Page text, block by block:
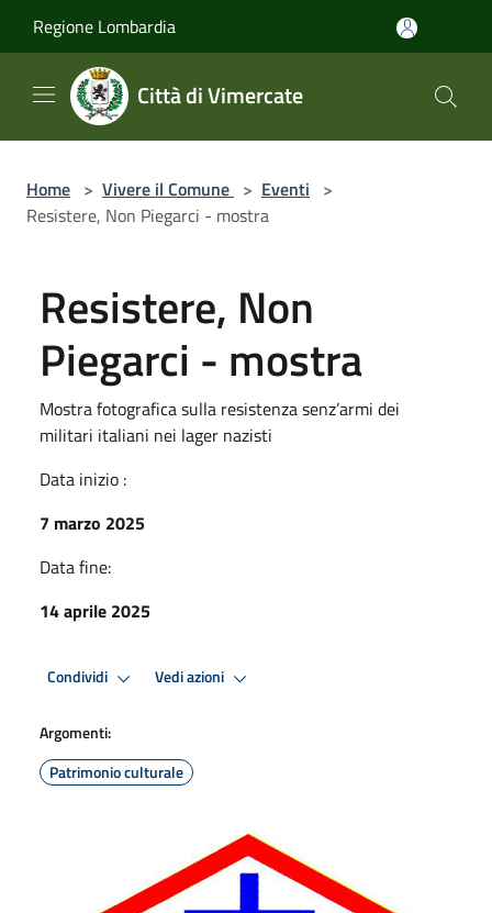
Regione Lombardia
Città di Vimercate
Home > Vivere il Comune > Eventi >
Resistere, Non Piegarci - mostra
Resistere, Non
Piegarci - mostra
Mostra fotografica sulla resistenza senz’armi dei
militari italiani nei lager nazisti
Data inizio :
7 marzo 2025
Data fine:
14 aprile 2025
Condividi Vedi azioni
Argomenti:
Patrimonio culturale